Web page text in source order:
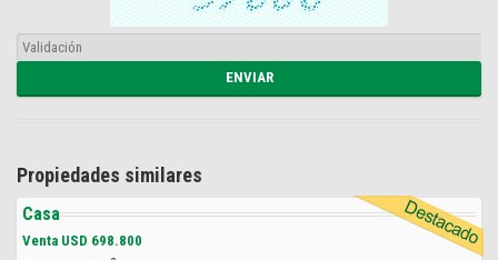
Propiedades similares
Casa
Venta USD 698.800